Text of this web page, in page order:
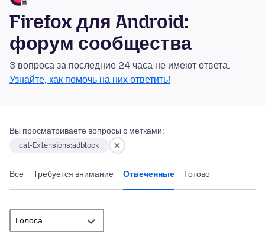
Firefox для Android:
форум сообщества
3 вопроса за последние 24 часа не имеют ответа.
Узнайте, как помочь на них ответить!
Вы просматриваете вопросы с метками:
cat-Extensions:adblock
Все Требуется внимание Отвеченные Готово